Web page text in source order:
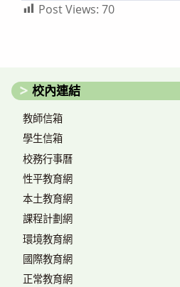
Post Views: 70
校內連結
教師信箱
學生信箱
校務行事曆
性平教育網
本土教育網
課程計劃網
環境教育網
國際教育網
正常教育網